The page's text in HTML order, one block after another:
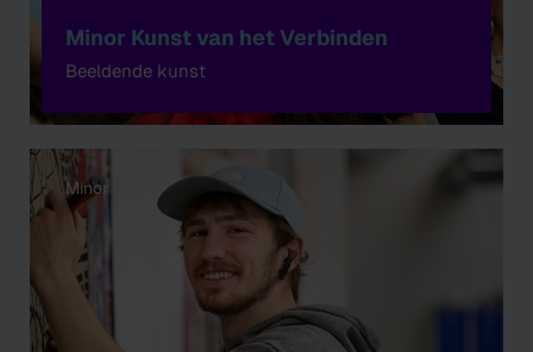
Minor Kunst van het Verbinden
Beeldende kunst
Minor